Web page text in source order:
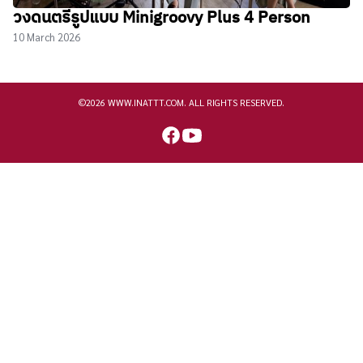
วงดนตรีรูปแบบ Minigroovy Plus 4 Person
10 March 2026
©2026 WWW.INATTT.COM. ALL RIGHTS RESERVED.